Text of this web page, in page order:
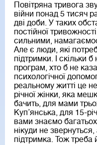
Повітряна тривога
війни понад 5 тисяч
дві доби. У таких
постійної
сильними,
Але є люди, які
підтримки. І скільки
програм, хто б не
психологічної
реальному житті це
річної жінки, яка
бачить, для мами
Куп’янська, для 15-
вами знаємо багатьох
нікуди не
підтримка. Тож треба